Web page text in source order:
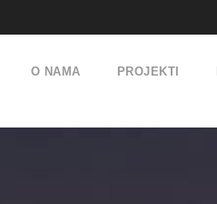
O NAMA PROJEKTI